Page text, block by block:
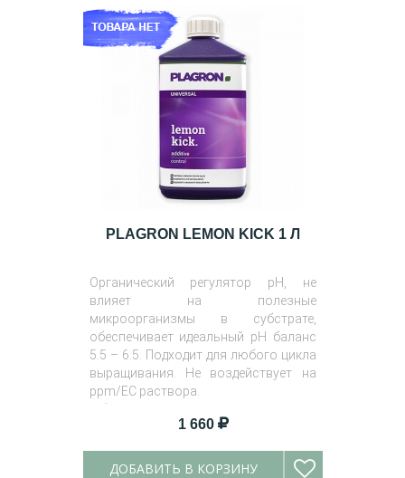
PLAGRON LEMON KICK 1 Л
Органический регулятор pH, не
влияет на полезные
микроорганизмы в субстрате,
обеспечивает идеальный pH баланс
5.5 – 6.5. Подходит для любого цикла
выращивания. Не воздействует на
ppm/EC раствора.
Объем
1 660
ДОБАВИТЬ В КОРЗИНУ